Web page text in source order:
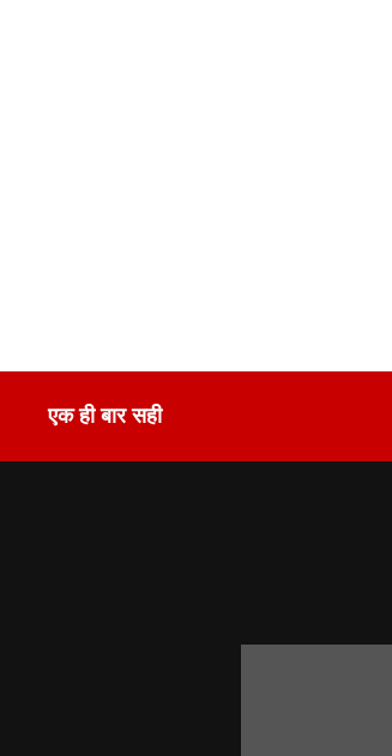
एक ही बार सही